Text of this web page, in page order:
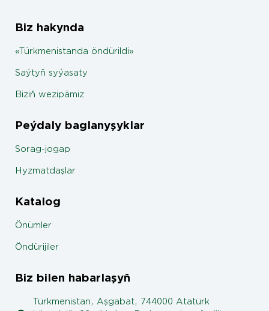
Biz hakynda
«Türkmenistanda öndürildi»
Saýtyň syýasaty
Biziň wezipämiz
Peýdaly baglanyşyklar
Sorag-jogap
Hyzmatdaşlar
Katalog
Önümler
Öndürijiler
Biz bilen habarlaşyň
Türkmenistan, Aşgabat, 744000 Atatürk